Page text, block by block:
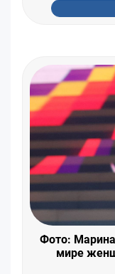
Фото: Марина
мире